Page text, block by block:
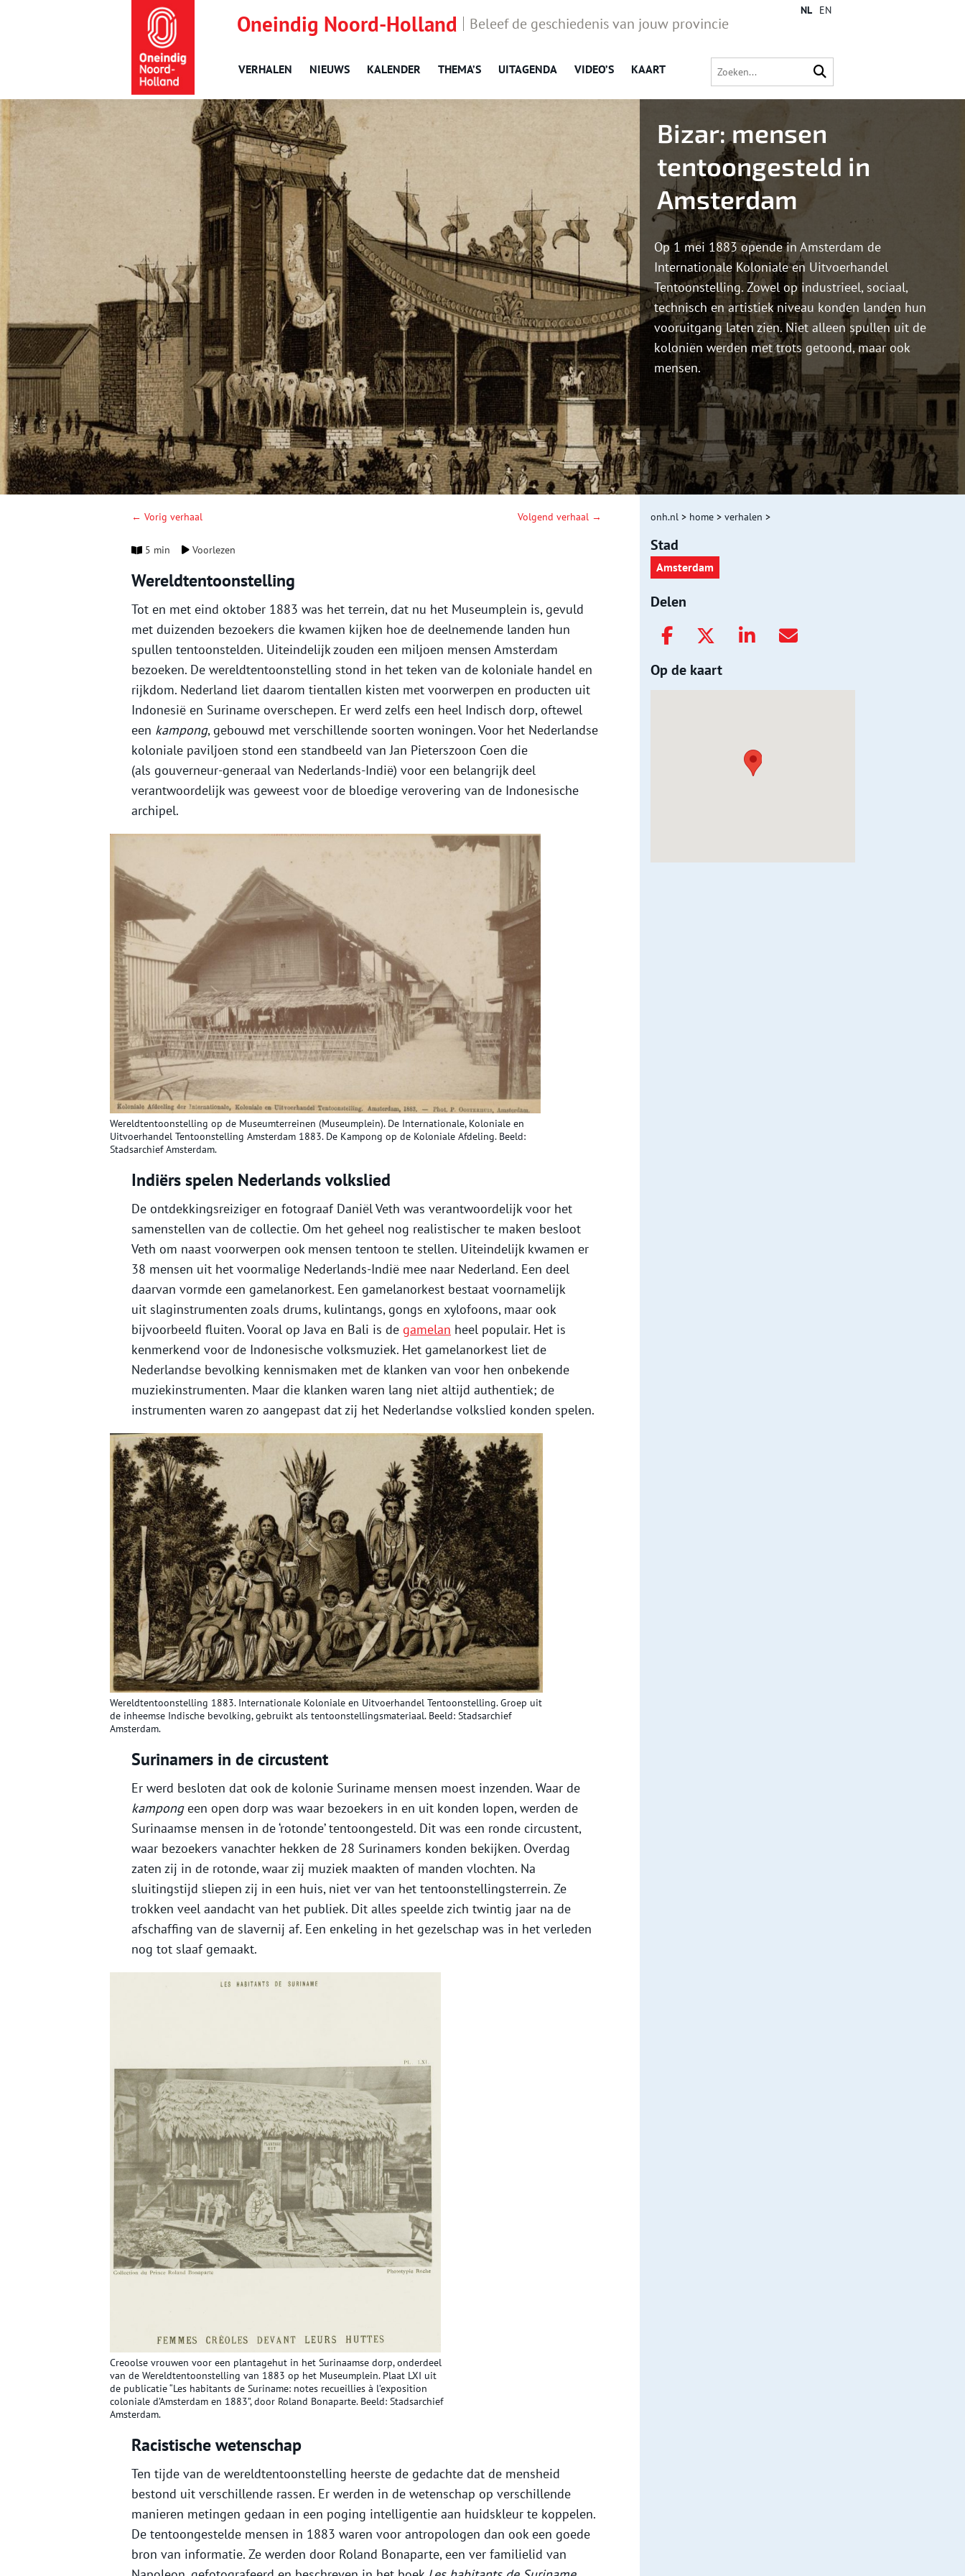
Oneindig Noord-Holland Beleef de geschiedenis van jouw provincie
VERHALEN NIEUWS KALENDER THEMA’S UITAGENDA VIDEO’S KAART
NL EN
Bizar: mensen
tentoongesteld in
Amsterdam
Op 1 mei 1883 opende in Amsterdam de
Internationale Koloniale en Uitvoerhandel
Tentoonstelling. Zowel op industrieel, sociaal,
technisch en artistiek niveau konden landen hun
vooruitgang laten zien. Niet alleen spullen uit de
koloniën werden met trots getoond, maar ook
mensen.
← Vorig verhaal Volgend verhaal →
5 min Voorlezen
Wereldtentoonstelling
Tot en met eind oktober 1883 was het terrein, dat nu het Museumplein is, gevuld
met duizenden bezoekers die kwamen kijken hoe de deelnemende landen hun
spullen tentoonstelden. Uiteindelijk zouden een miljoen mensen Amsterdam
bezoeken. De wereldtentoonstelling stond in het teken van de koloniale handel en
rijkdom. Nederland liet daarom tientallen kisten met voorwerpen en producten uit
Indonesië en Suriname overschepen. Er werd zelfs een heel Indisch dorp, oftewel
een kampong, gebouwd met verschillende soorten woningen. Voor het Nederlandse
koloniale paviljoen stond een standbeeld van Jan Pieterszoon Coen die
(als gouverneur-generaal van Nederlands-Indië) voor een belangrijk deel
verantwoordelijk was geweest voor de bloedige verovering van de Indonesische
archipel.
Wereldtentoonstelling op de Museumterreinen (Museumplein). De Internationale, Koloniale en
Uitvoerhandel Tentoonstelling Amsterdam 1883. De Kampong op de Koloniale Afdeling. Beeld:
Stadsarchief Amsterdam.
Indiërs spelen Nederlands volkslied
De ontdekkingsreiziger en fotograaf Daniël Veth was verantwoordelijk voor het
samenstellen van de collectie. Om het geheel nog realistischer te maken besloot
Veth om naast voorwerpen ook mensen tentoon te stellen. Uiteindelijk kwamen er
38 mensen uit het voormalige Nederlands-Indië mee naar Nederland. Een deel
daarvan vormde een gamelanorkest. Een gamelanorkest bestaat voornamelijk
uit slaginstrumenten zoals drums, kulintangs, gongs en xylofoons, maar ook
bijvoorbeeld fluiten. Vooral op Java en Bali is de gamelan heel populair. Het is
kenmerkend voor de Indonesische volksmuziek. Het gamelanorkest liet de
Nederlandse bevolking kennismaken met de klanken van voor hen onbekende
muziekinstrumenten. Maar die klanken waren lang niet altijd authentiek; de
instrumenten waren zo aangepast dat zij het Nederlandse volkslied konden spelen.
Wereldtentoonstelling 1883. Internationale Koloniale en Uitvoerhandel Tentoonstelling. Groep uit
de inheemse Indische bevolking, gebruikt als tentoonstellingsmateriaal. Beeld: Stadsarchief
Amsterdam.
Surinamers in de circustent
Er werd besloten dat ook de kolonie Suriname mensen moest inzenden. Waar de
kampongeen open dorp was waar bezoekers in en uit konden lopen, werden de
Surinaamse mensen in de ‘rotonde’ tentoongesteld. Dit was een ronde circustent,
waar bezoekers vanachter hekken de 28 Surinamers konden bekijken. Overdag
zaten zij in de rotonde, waar zij muziek maakten of manden vlochten. Na
sluitingstijd sliepen zij in een huis, niet ver van het tentoonstellingsterrein. Ze
trokken veel aandacht van het publiek. Dit alles speelde zich twintig jaar na de
afschaffing van de slavernij af. Een enkeling in het gezelschap was in het verleden
nog tot slaaf gemaakt.
Creoolse vrouwen voor een plantagehut in het Surinaamse dorp, onderdeel
van de Wereldtentoonstelling van 1883 op het Museumplein. Plaat LXI uit
de publicatie “Les habitants de Suriname: notes recueillies à l’exposition
coloniale d’Amsterdam en 1883”, door Roland Bonaparte. Beeld: Stadsarchief
Amsterdam.
Racistische wetenschap
Ten tijde van de wereldtentoonstelling heerste de gedachte dat de mensheid
bestond uit verschillende rassen. Er werden in de wetenschap op verschillende
manieren metingen gedaan in een poging intelligentie aan huidskleur te koppelen.
De tentoongestelde mensen in 1883 waren voor antropologen dan ook een goede
bron van informatie. Ze werden door Roland Bonaparte, een ver familielid van
onh.nl > home > verhalen >
Stad
Amsterdam
Delen
Op de kaart